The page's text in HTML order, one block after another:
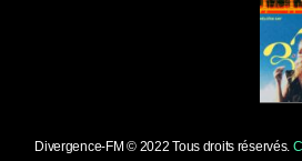
Divergence-FM © 2022 Tous droits réservés.